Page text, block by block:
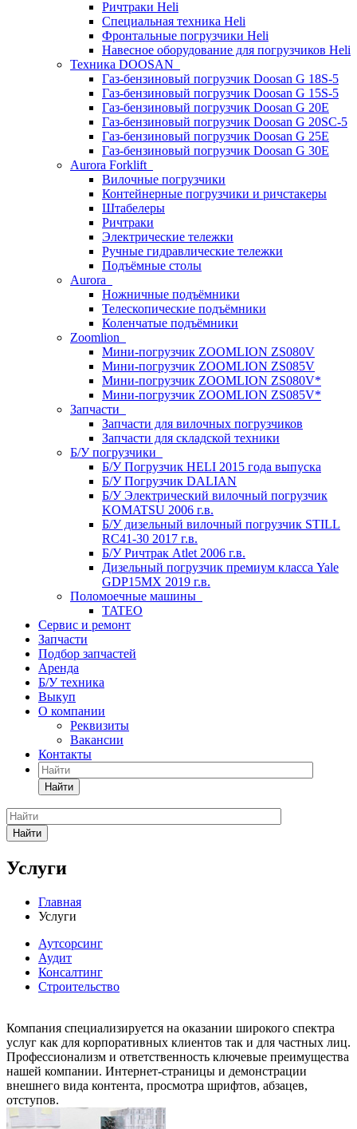
Ричтраки Heli
Специальная техника Heli
Фронтальные погрузчики Heli
Навесное оборудование для погрузчиков Heli
Техника DOOSAN
Газ-бензиновый погрузчик Doosan G 18S-5
Газ-бензиновый погрузчик Doosan G 15S-5
Газ-бензиновый погрузчик Doosan G 20E
Газ-бензиновый погрузчик Doosan G 20SC-5
Газ-бензиновый погрузчик Doosan G 25E
Газ-бензиновый погрузчик Doosan G 30E
Aurora Forklift
Вилочные погрузчики
Контейнерные погрузчики и ричстакеры
Штабелеры
Ричтраки
Электрические тележки
Ручные гидравлические тележки
Подъёмные столы
Aurora
Ножничные подъёмники
Телескопические подъёмники
Коленчатые подъёмники
Zoomlion
Мини-погрузчик ZOOMLION ZS080V
Мини-погрузчик ZOOMLION ZS085V
Мини-погрузчик ZOOMLION ZS080V*
Мини-погрузчик ZOOMLION ZS085V*
Запчасти
Запчасти для вилочных погрузчиков
Запчасти для складской техники
Б/У погрузчики
Б/У Погрузчик HELI 2015 года выпуска
Б/У Погрузчик DALIAN
Б/У Электрический вилочный погрузчик
KOMATSU 2006 г.в.
Б/У дизельный вилочный погрузчик STILL
RC41-30 2017 г.в.
Б/У Ричтрак Atlet 2006 г.в.
Дизельный погрузчик премиум класса Yale
GDP15MX 2019 г.в.
Поломоечные машины
TATEO
Сервис и ремонт
Запчасти
Подбор запчастей
Аренда
Б/У техника
Выкуп
О компании
Реквизиты
Вакансии
Контакты
Найти
Найти
Услуги
Главная
Услуги
Аутсорсинг
Аудит
Консалтинг
Строительство
Компания специализируется на оказании широкого спектра
услуг как для корпоративных клиентов так и для частных лиц.
Профессионализм и ответственность ключевые преимущества
нашей компании. Интернет-страницы и демонстрации
внешнего вида контента, просмотра шрифтов, абзацев,
отступов.